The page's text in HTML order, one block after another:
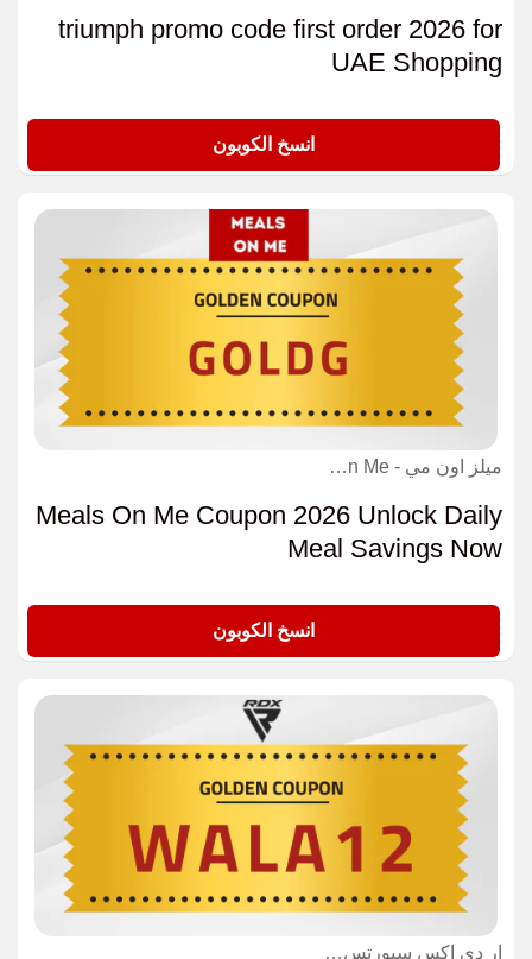
triumph promo code first order 2026 for
UAE Shopping
انسخ الكوبون
ميلز اون مي - Meals On Me كوبون
Meals On Me Coupon 2026 Unlock Daily
Meal Savings Now
انسخ الكوبون
ار دي اكس سبورتس - RDX Sports كوبون